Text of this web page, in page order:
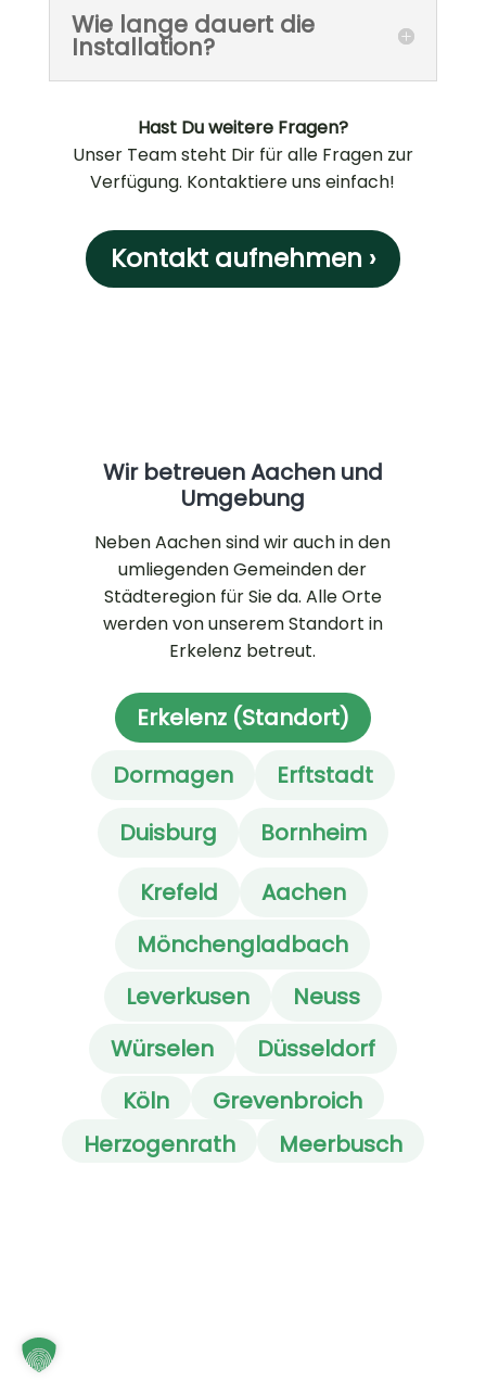
Wie lange dauert die
Installation?
Hast Du weitere Fragen?
Unser Team steht Dir für alle Fragen zur
Verfügung. Kontaktiere uns einfach!
Kontakt aufnehmen ›
Wir betreuen Aachen und
Umgebung
Neben Aachen sind wir auch in den
umliegenden Gemeinden der
Städteregion für Sie da. Alle Orte
werden von unserem Standort in
Erkelenz betreut.
Erkelenz (Standort)
Dormagen
Erftstadt
Duisburg
Bornheim
Krefeld
Aachen
Mönchengladbach
Leverkusen
Neuss
Würselen
Düsseldorf
Köln
Grevenbroich
Herzogenrath
Meerbusch